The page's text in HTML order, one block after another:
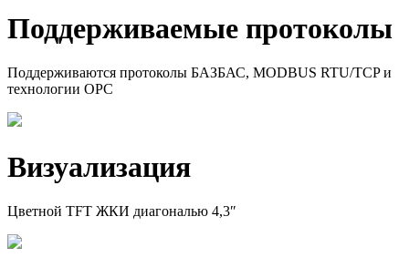
Поддержи­ваемые протоколы
Поддерживаются протоколы БАЗБАС, MODBUS RTU/TCP и
технологии ОРС
Визуализа­ция
Цветной TFT ЖКИ диагональю 4,3″